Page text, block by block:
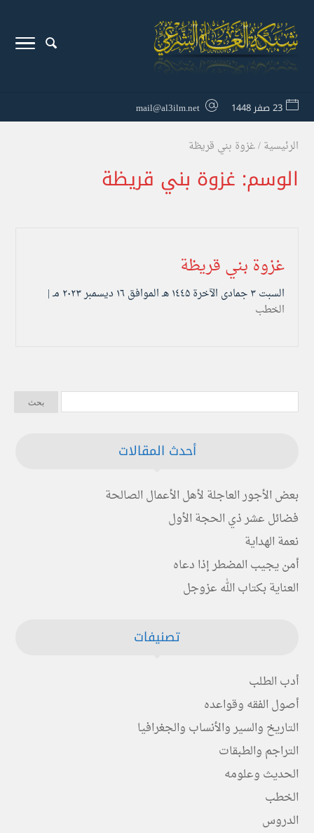
23 صفر 1448 mail@al3ilm.net
الرئيسية/غزوة بني قريظة
الوسم: غزوة بني قريظة
غزوة بني قريظة
السبت ۳ جمادى الآخرة ۱٤٤۵ هـ الموافق ۱٦ ديسمبر ۲۰۲۳ مـ |
الخطب
أحدث المقالات
بعض الأجور العاجلة لأهل الأعمال الصالحة
فضائل عشر ذي الحجة الأول
نعمة الهداية
أمن يجيب المضطر إذا دعاه
العناية بكتاب الله عزوجل
تصنيفات
أدب الطلب
أصول الفقه وقواعده
التاريخ والسير والأنساب والجغرافيا
التراجم والطبقات
الحديث وعلومه
الخطب
الدروس